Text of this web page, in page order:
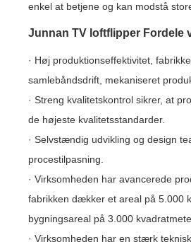
enkel at betjene og kan modstå
Junnan TV loftflipper Fordele
· Høj produktionseffektivitet,
samlebåndsdrift, mekaniseret
· Streng kvalitetskontrol sikrer, at
de højeste kvalitetsstandarder.
· Selvstændig udvikling og design
procestilpasning.
· Virksomheden har avancerede
fabrikken dækker et areal på 5.000
bygningsareal på 3.000
· Virksomheden har en stærk